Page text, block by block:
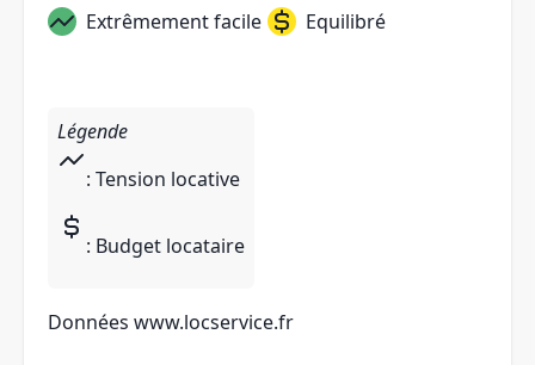
Extrêmement facile Equilibré
Légende
: Tension locative
: Budget locataire
Données www.locservice.fr